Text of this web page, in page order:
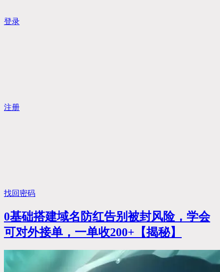
登录
注册
找回密码
0基础搭建域名防红告别被封风险，学会
可对外接单，一单收200+【揭秘】